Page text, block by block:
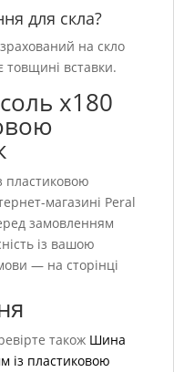
для скла?
на скло
товщині вставки.
х180
пластиковою
магазині Peral
замовленням
із вашою
— на сторінці
також Шина
із пластиковою